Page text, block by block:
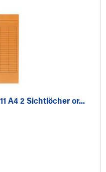
A4 2 Sichtlöcher or...